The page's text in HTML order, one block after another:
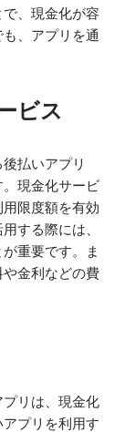
、現金化が容
、アプリを通
ビス
払いアプリ
現金化サービ
限度額を有効
する際には、
重要です。ま
金利などの費
リは、現金化
プリを利用す